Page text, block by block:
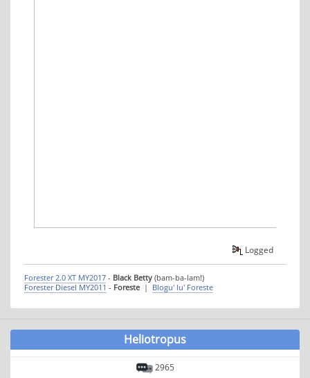
Logged
Forester 2.0 XT MY2017 - Black Betty (bam-ba-lam!)
Forester Diesel MY2011 - Foreste | Blogu' lu' Foreste
Heliotropus
2965